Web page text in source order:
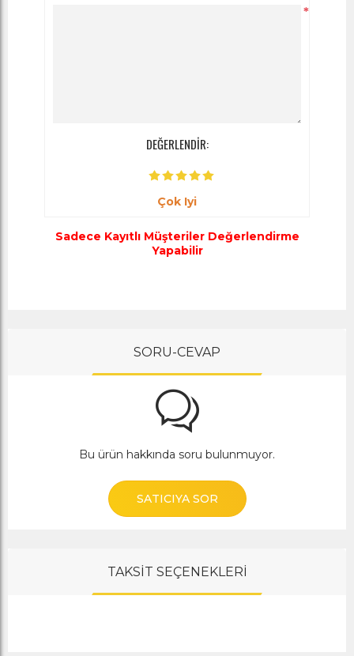
*
DEĞERLENDİR:
Çok Iyi
Sadece Kayıtlı Müşteriler Değerlendirme
Yapabilir
SORU-CEVAP
Bu ürün hakkında soru bulunmuyor.
SATICIYA SOR
TAKSİT SEÇENEKLERİ